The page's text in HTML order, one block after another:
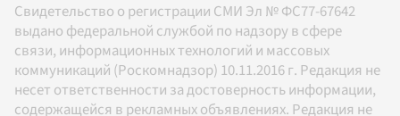
Свидетельство о регистрации СМИ Эл № ФС77-67642
выдано федеральной службой по надзору в сфере
связи, информационных технологий и массовых
коммуникаций (Роскомнадзор) 10.11.2016 г. Редакция не
несет ответственности за достоверность информации,
содержащейся в рекламных объявлениях. Редакция не